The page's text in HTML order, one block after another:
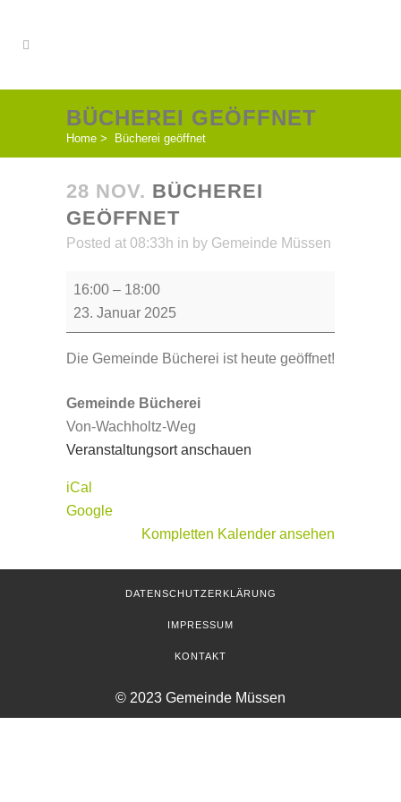
BÜCHEREI GEÖFFNET
Home > Bücherei geöffnet
28 NOV. BÜCHEREI
GEÖFFNET
Posted at 08:33h in by Gemeinde Müssen
Bücherei
geöffnet
16:00 – 18:00
23. Januar 2025
Die Gemeinde Bücherei ist heute geöffnet!
Gemeinde Bücherei
Von-Wachholtz-Weg
Veranstaltungsort anschauen
iCal
Google
Kompletten Kalender ansehen
DATENSCHUTZERKLÄRUNG
IMPRESSUM
KONTAKT
© 2023 Gemeinde Müssen